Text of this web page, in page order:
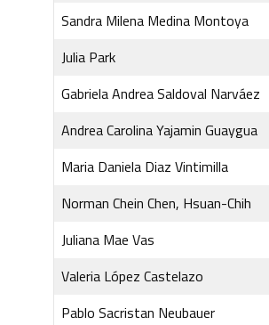
Sandra Milena Medina Montoya
Julia Park
Gabriela Andrea Saldoval Narváez
Andrea Carolina Yajamin Guaygua
Maria Daniela Diaz Vintimilla
Norman Chein Chen, Hsuan-Chih
Juliana Mae Vas
Valeria López Castelazo
Pablo Sacristan Neubauer